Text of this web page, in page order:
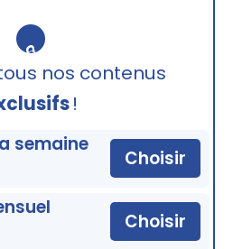
🔒
nos contenus
!
semaine
Choisir
Choisir